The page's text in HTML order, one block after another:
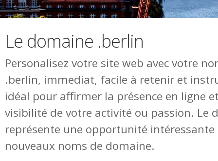
Le domaine .berlin
Personalisez votre site web avec votre
.berlin, immediat, facile à retenir et
idéal pour affirmer la présence en ligne
visibilité de votre activité ou passion. Le
représente une opportunité
nouveaux noms de domaine.